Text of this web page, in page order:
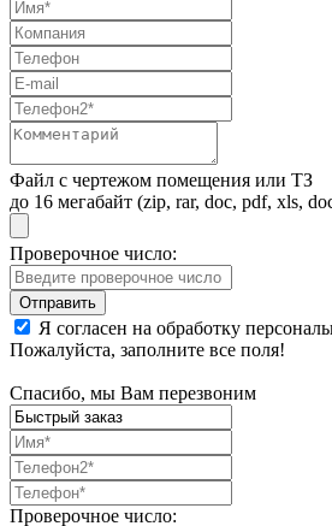
Файл с чертежом помещения или ТЗ
до 16 мегабайт (zip, rar, doc, pdf, xls,
Проверочное число:
Я согласен на обработку
Пожалуйста, заполните все поля!
Спасибо, мы Вам перезвоним
Проверочное число: